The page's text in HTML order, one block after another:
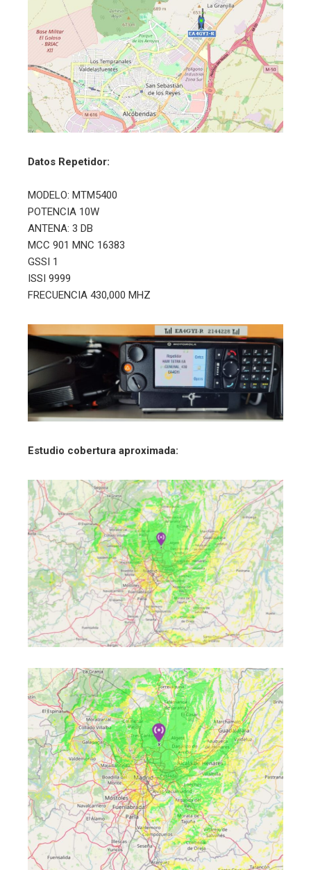
Datos Repetidor:
MODELO: MTM5400
POTENCIA 10W
ANTENA: 3 DB
MCC 901 MNC 16383
GSSI 1
ISSI 9999
FRECUENCIA 430,000 MHZ
Estudio cobertura aproximada: